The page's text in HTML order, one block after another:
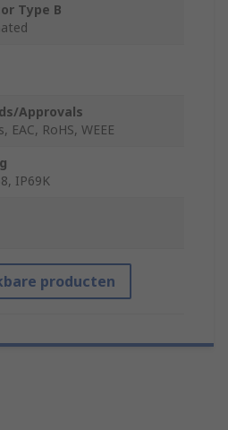
Type B
Approvals
EAC, RoHS, WEEE
IP69K
producten